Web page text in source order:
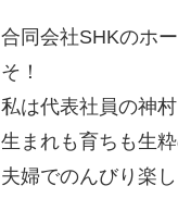
合同会社SHKのホ
そ！
私は代表社員の神村
生まれも育ちも生
夫婦でのんびり楽